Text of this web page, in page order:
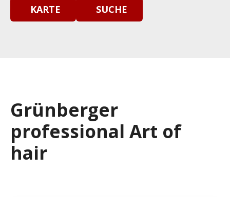
KARTE SUCHE
Grünberger
professional Art of
hair